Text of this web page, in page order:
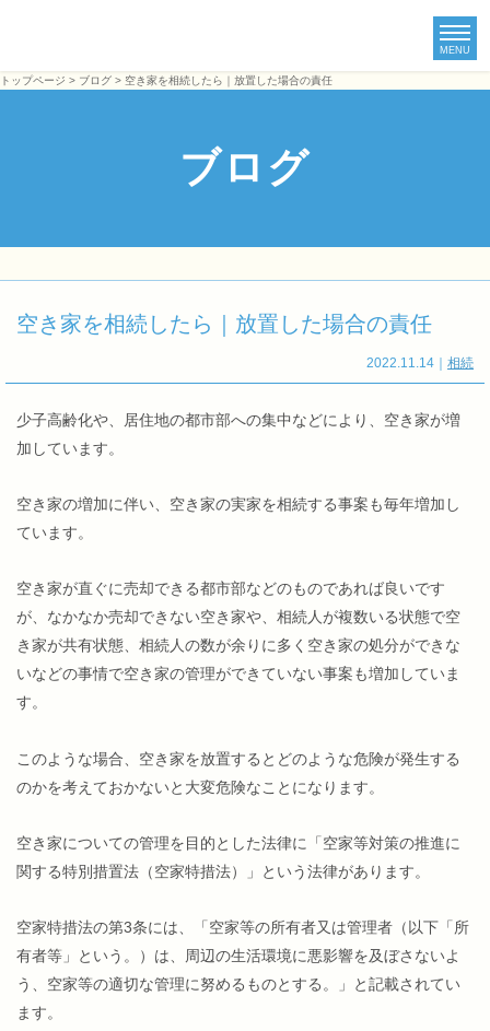
MENU
トップページ > ブログ > 空き家を相続したら｜放置した場合の責任
ブログ
空き家を相続したら｜放置した場合の責任
2022.11.14 相続
少子高齢化や、居住地の都市部への集中などにより、空き家が増
加しています。
空き家の増加に伴い、空き家の実家を相続する事案も毎年増加し
ています。
空き家が直ぐに売却できる都市部などのものであれば良いです
が、なかなか売却できない空き家や、相続人が複数いる状態で空
き家が共有状態、相続人の数が余りに多く空き家の処分ができな
いなどの事情で空き家の管理ができていない事案も増加していま
す。
このような場合、空き家を放置するとどのような危険が発生する
のかを考えておかないと大変危険なことになります。
空き家についての管理を目的とした法律に「空家等対策の推進に
関する特別措置法（空家特措法）」という法律があります。
空家特措法の第3条には、「空家等の所有者又は管理者（以下「所
有者等」という。）は、周辺の生活環境に悪影響を及ぼさないよ
う、空家等の適切な管理に努めるものとする。」と記載されてい
ます。